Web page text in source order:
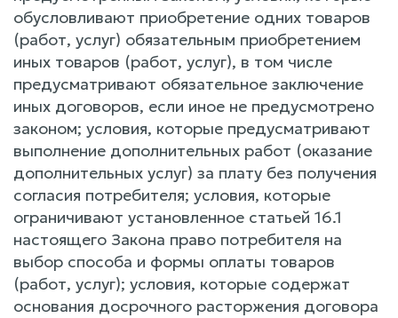
обусловливают приобретение одних товаров
(работ, услуг) обязательным приобретением
иных товаров (работ, услуг), в том числе
предусматривают обязательное заключение
иных договоров, если иное не предусмотрено
законом; условия, которые предусматривают
выполнение дополнительных работ (оказание
дополнительных услуг) за плату без получения
согласия потребителя; условия, которые
ограничивают установленное статьей 16.1
настоящего Закона право потребителя на
выбор способа и формы оплаты товаров
(работ, услуг); условия, которые содержат
основания досрочного расторжения договора